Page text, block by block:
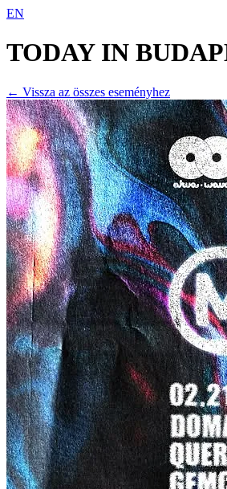
EN
TODAY IN
← Vissza az összes eseményhez